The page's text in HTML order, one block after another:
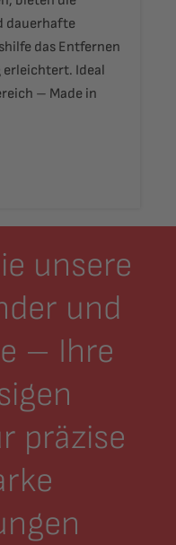
dauerhafte
das Entfernen
Ideal
– Made in
unsere
und
– Ihre
präzise